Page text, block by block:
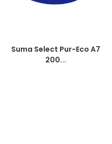
Suma Select Pur-Eco A7
200...